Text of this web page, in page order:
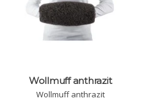
Wollmuff anthrazit
Wollmuff anthrazit